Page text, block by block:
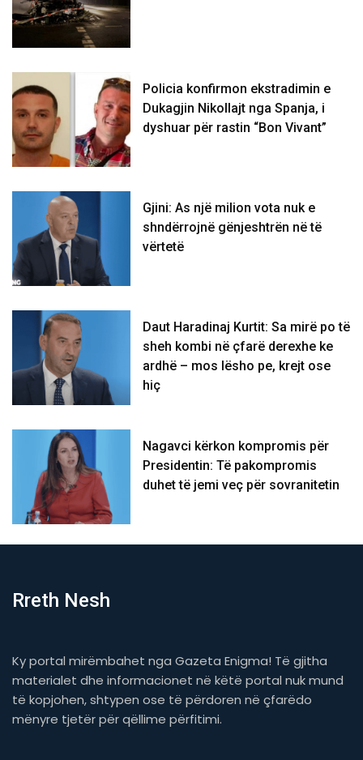
Policia konfirmon ekstradimin e
Dukagjin Nikollajt nga Spanja, i
dyshuar për rastin “Bon Vivant”
Gjini: As një milion vota nuk e
shndërrojnë gënjeshtrën në të
vërtetë
Daut Haradinaj Kurtit: Sa mirë po të
sheh kombi në çfarë derexhe ke
ardhë – mos lësho pe, krejt ose
hiç
Nagavci kërkon kompromis për
Presidentin: Të pakompromis
duhet të jemi veç për sovranitetin
Rreth Nesh
Ky portal mirëmbahet nga Gazeta Enigma! Të gjitha
materialet dhe informacionet në këtë portal nuk mund
të kopjohen, shtypen ose të përdoren në çfarëdo
mënyre tjetër për qëllime përfitimi.